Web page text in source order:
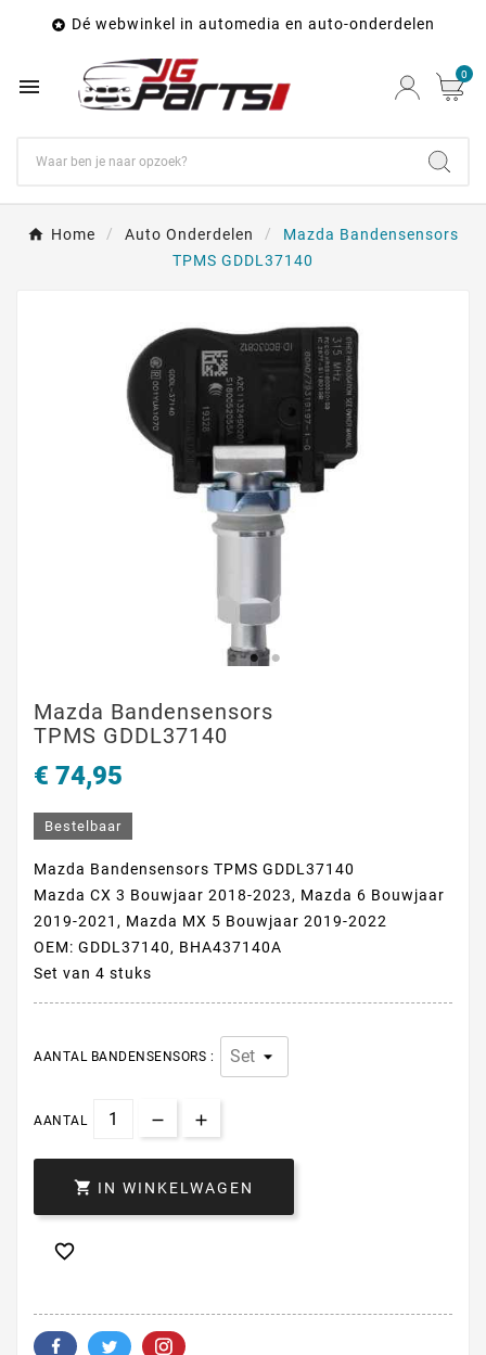
 Dé webwinkel in automedia en auto-onderdelen
 0
Home Auto Onderdelen
Mazda Bandensensors
TPMS GDDL37140
Mazda Bandensensors
TPMS GDDL37140
€ 74,95
Bestelbaar
Mazda Bandensensors TPMS GDDL37140
Mazda CX 3 Bouwjaar 2018-2023, Mazda 6 Bouwjaar
2019-2021, Mazda MX 5 Bouwjaar 2019-2022
OEM: GDDL37140, BHA437140A
Set van 4 stuks
AANTAL BANDENSENSORS :
AANTAL
 IN WINKELWAGEN
